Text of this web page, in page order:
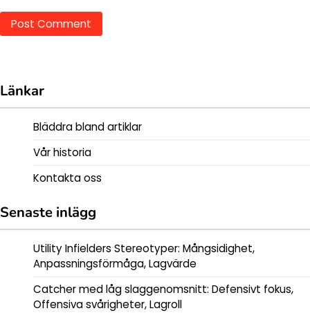
Länkar
Bläddra bland artiklar
Vår historia
Kontakta oss
Senaste inlägg
Utility Infielders Stereotyper: Mångsidighet,
Anpassningsförmåga, Lagvärde
Catcher med låg slaggenomsnitt: Defensivt fokus,
Offensiva svårigheter, Lagroll